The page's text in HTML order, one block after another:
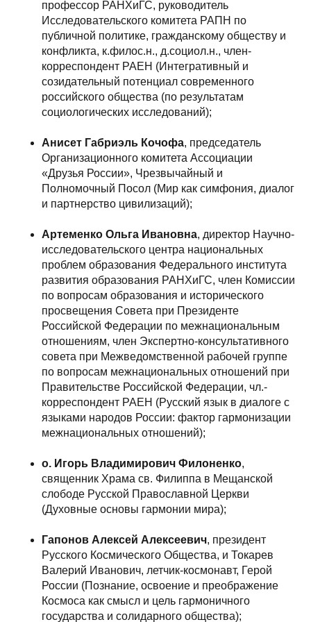
профессор РАНХиГС, руководитель
Исследовательского комитета РАПН по
публичной политике, гражданскому обществу и
конфликта, к.филос.н., д.социол.н., член-
корреспондент РАЕН (Интегративный и
созидательный потенциал современного
российского общества (по результатам
социологических исследований);
Анисет Габриэль Кочофа, председатель
Организационного комитета Ассоциации
«Друзья России», Чрезвычайный и
Полномочный Посол (Мир как симфония, диалог
и партнерство цивилизаций);
Артеменко Ольга Ивановна, директор Научно-
исследовательского центра национальных
проблем образования Федерального института
развития образования РАНХиГС, член Комиссии
по вопросам образования и исторического
просвещения Совета при Президенте
Российской Федерации по межнациональным
отношениям, член Экспертно-консультативного
совета при Межведомственной рабочей группе
по вопросам межнациональных отношений при
Правительстве Российской Федерации, чл.-
корреспондент РАЕН (Русский язык в диалоге с
языками народов России: фактор гармонизации
межнациональных отношений);
о. Игорь Владимирович Филоненко,
священник Храма св. Филиппа в Мещанской
слободе Русской Православной Церкви
(Духовные основы гармонии мира);
Гапонов Алексей Алексеевич, президент
Русского Космического Общества, и Токарев
Валерий Иванович, летчик-космонавт, Герой
России (Познание, освоение и преображение
Космоса как смысл и цель гармоничного
государства и солидарного общества);